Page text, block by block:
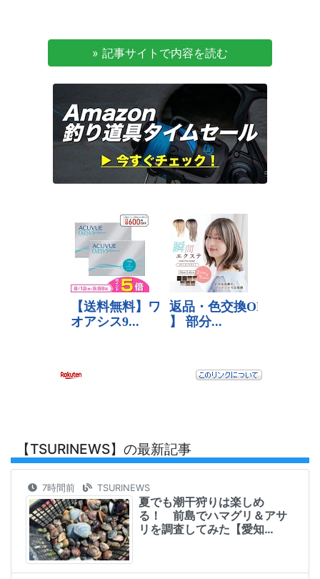
» 記事サイトで内容を読む
【TSURINEWS】の最新記事
7時間前 TSURINEWS
夏でも潮干狩りは楽しめ
る！ 前島でハマグリ＆アサ
リを調査してみた【愛知…